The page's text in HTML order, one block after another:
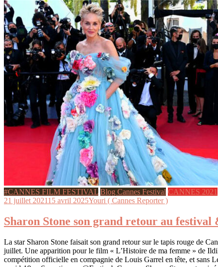
#CANNES FILM FESTIVAL Blog Cannes Festival CANNES 2021
21 juillet 202115 avril 2025Youri ( Cannes Reporter )
Sharon Stone son grand retour au
La star Sharon Stone faisait son grand retour sur le tapis rouge de
juillet. Une apparition pour le film « L’Histoire de ma femme » de
compétition officielle en compagnie de Louis Garrel en tête, et sans